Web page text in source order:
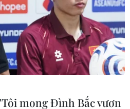
#Avalon hybrid
Mỹ
mong Đình Bắc vươn